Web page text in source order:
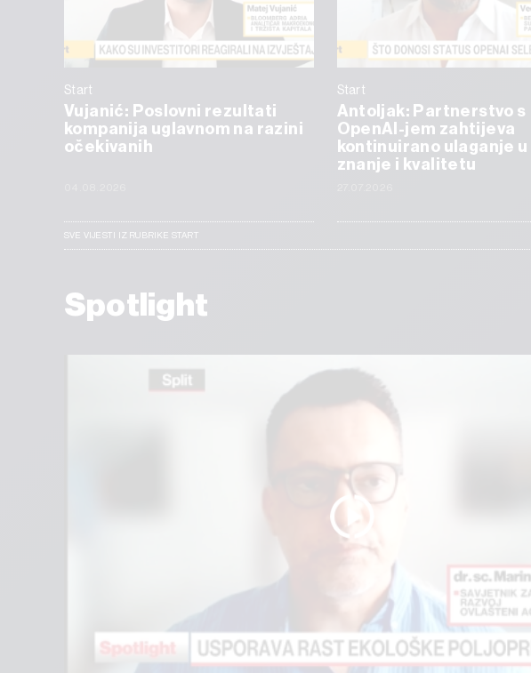
Start
Vujanić: Poslovni rezultati
kompanija uglavnom na razini
očekivanih
Start
Antoljak: Partnerstvo s
OpenAI-jem zahtijeva
kontinuirano ulaganje u
znanje i kvalitetu
SVE VIJESTI IZ RUBRIKE START
Spotlight